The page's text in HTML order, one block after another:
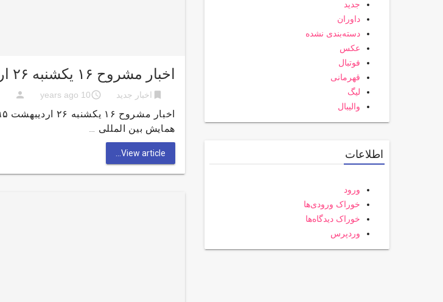
اخبار مشروح ۱۶ یکشنبه ۲۶ اردیبهشت ۹۵
bookmark اخبار جدید access_time
10 years ago
person
همایش بین المللی …
View article...
جدید
داوران
دسته‌بندی نشده
عکس
فوتبال
قهرمانی
لیگ
والیبال
اطلاعات
ورود
خوراک ورودی‌ها
خوراک دیدگاه‌ها
وردپرس